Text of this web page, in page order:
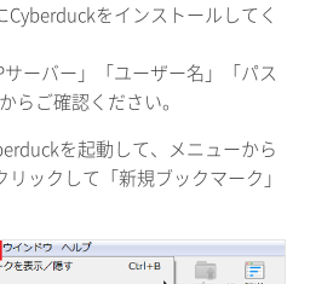
をインストールしてく
ーバー」「ユーザー名」「パス
からご確認ください。
を起動して、メニューから
リックして「新規ブックマーク」